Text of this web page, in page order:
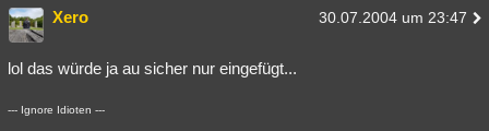
Xero 30.07.2004 um 23:47
lol das würde ja au sicher nur eingefügt...
--- Ignore Idioten ---